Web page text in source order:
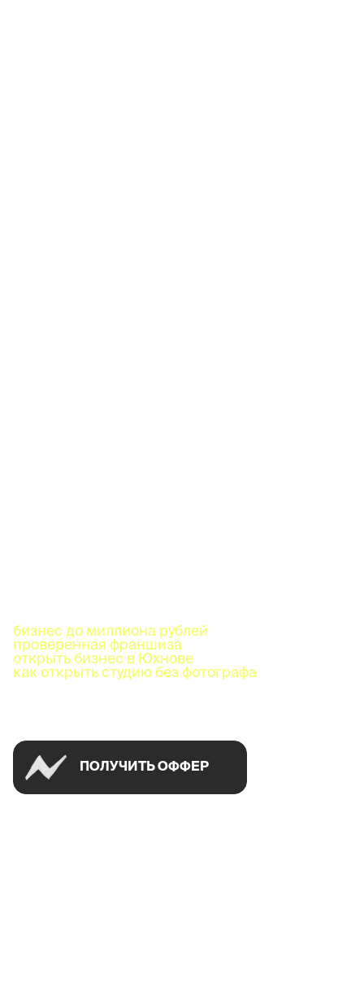
бизнес до миллиона рублей
проверенная франшиза
открыть бизнес в Юхнове
как открыть студию без фотографа
ПОЛУЧИТЬ ОФФЕР